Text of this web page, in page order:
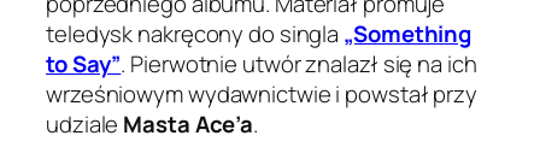
teledysk nakręcony do singla „Something
to Say”. Pierwotnie utwór znalazł się na ich
wrześniowym wydawnictwie i powstał przy
udziale Masta Ace’a.